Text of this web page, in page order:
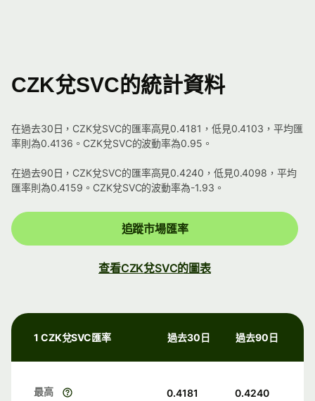
CZK兌SVC的統計資料
在過去30日，CZK兌SVC的匯率高見0.4181，低見0.4103，平均匯
率則為0.4136。CZK兌SVC的波動率為0.95。
在過去90日，CZK兌SVC的匯率高見0.4240，低見0.4098，平均
匯率則為0.4159。CZK兌SVC的波動率為-1.93。
追蹤市場匯率
查看CZK兌SVC的圖表
1 CZK兌SVC匯率 過去30日 過去90日
最高 0.4181 0.4240